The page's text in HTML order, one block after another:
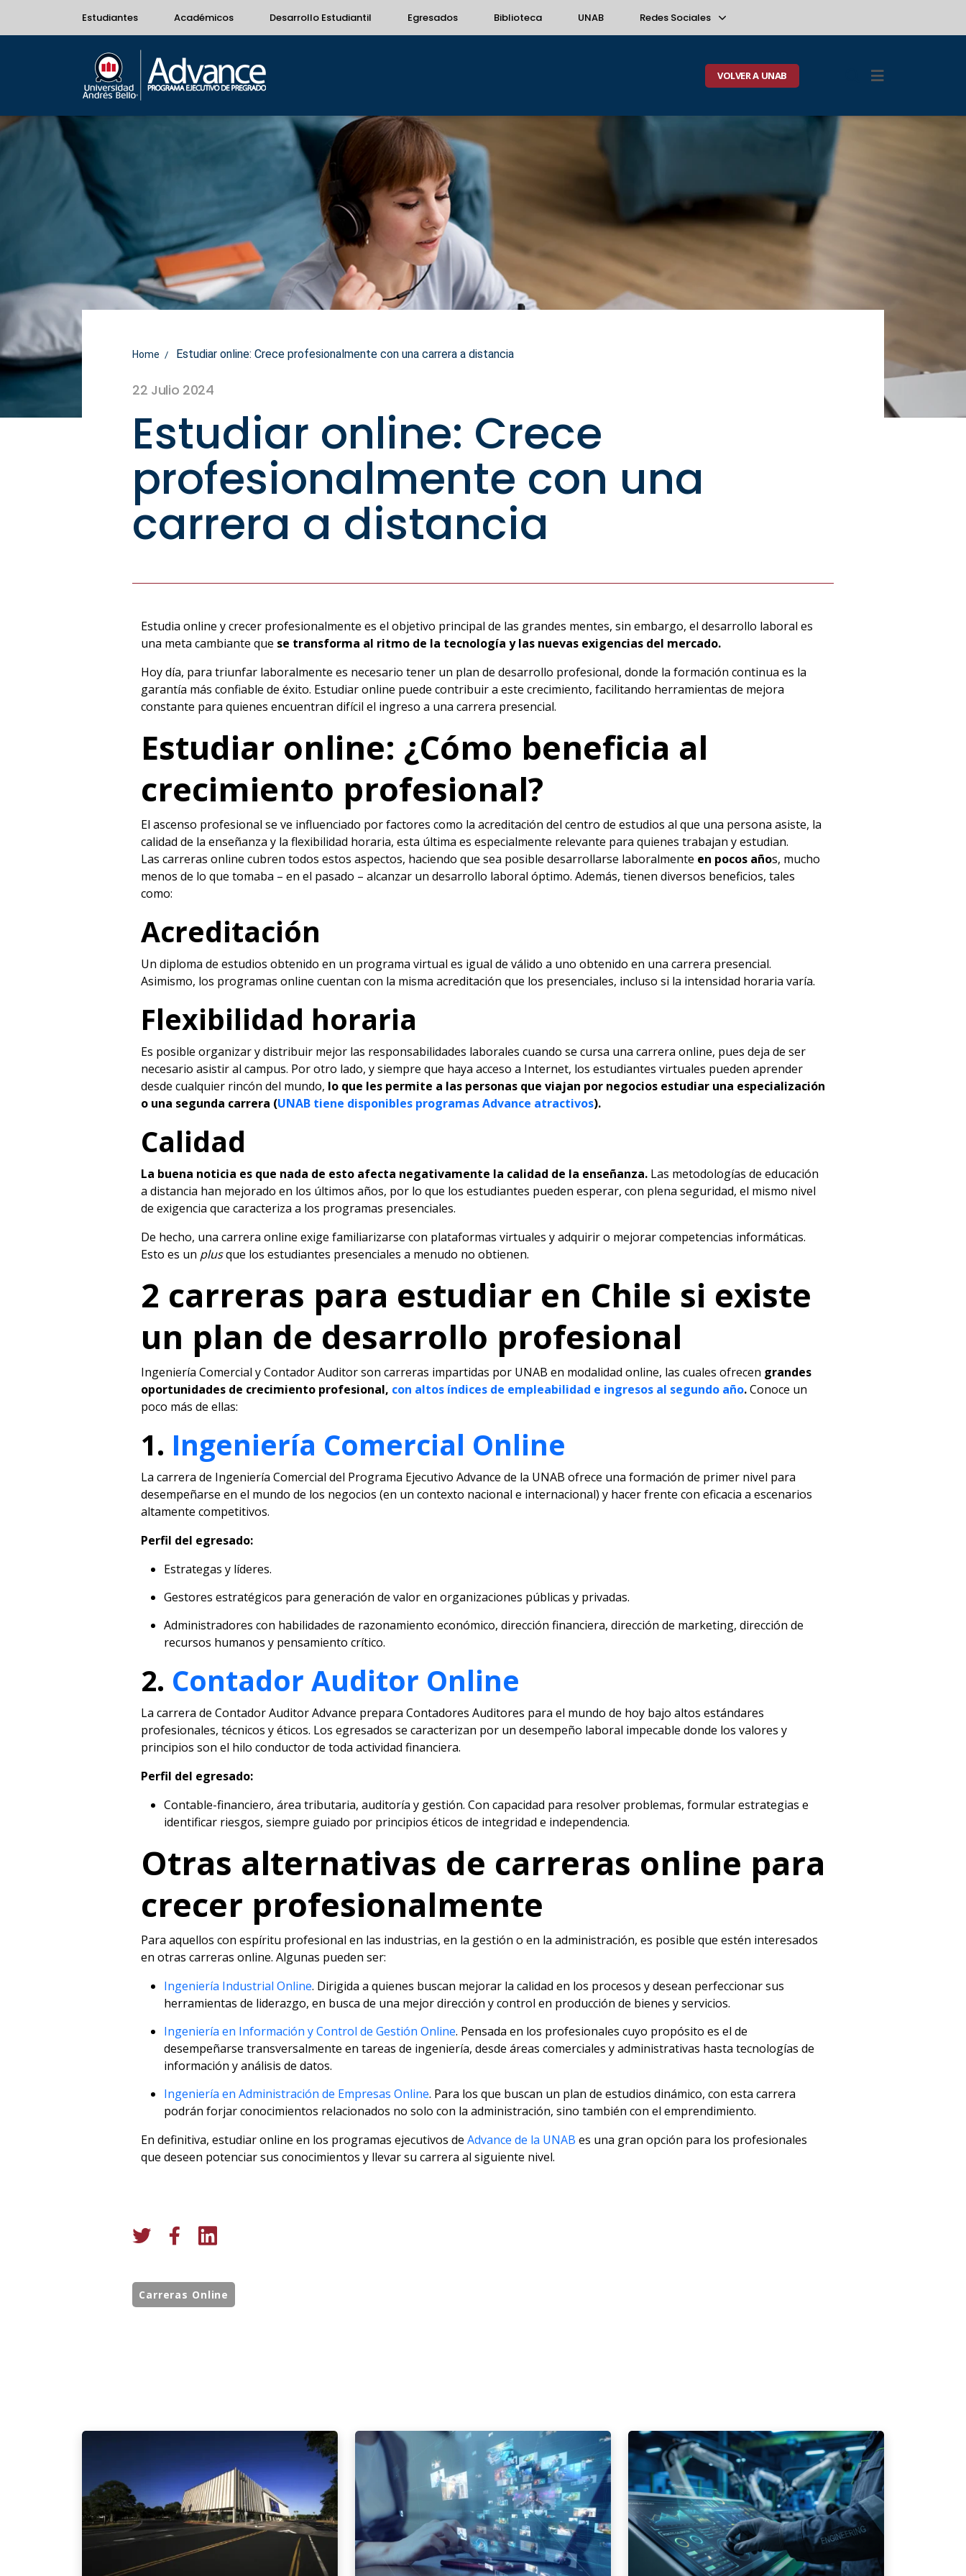
Estudiantes Académicos Desarrollo Estudiantil Egresados Biblioteca UNAB Redes Sociales
VOLVER A UNAB
Home Estudiar online: Crece profesionalmente con una carrera a distancia
22 Julio 2024
Estudiar online: Crece
profesionalmente con una
carrera a distancia
Estudia online y crecer profesionalmente es el objetivo principal de las grandes mentes, sin embargo, el desarrollo laboral es
una meta cambiante que se transforma al ritmo de la tecnología y las nuevas exigencias del mercado.
Hoy día, para triunfar laboralmente es necesario tener un plan de desarrollo profesional, donde la formación continua es la
garantía más confiable de éxito. Estudiar online puede contribuir a este crecimiento, facilitando herramientas de mejora
constante para quienes encuentran difícil el ingreso a una carrera presencial.
Estudiar online: ¿Cómo beneficia al
crecimiento profesional?
El ascenso profesional se ve influenciado por factores como la acreditación del centro de estudios al que una persona asiste, la
calidad de la enseñanza y la flexibilidad horaria, esta última es especialmente relevante para quienes trabajan y estudian.
Las carreras online cubren todos estos aspectos, haciendo que sea posible desarrollarse laboralmente en pocos años, mucho
menos de lo que tomaba – en el pasado – alcanzar un desarrollo laboral óptimo. Además, tienen diversos beneficios, tales
como:
Acreditación
Un diploma de estudios obtenido en un programa virtual es igual de válido a uno obtenido en una carrera presencial.
Asimismo, los programas online cuentan con la misma acreditación que los presenciales, incluso si la intensidad horaria varía.
Flexibilidad horaria
Es posible organizar y distribuir mejor las responsabilidades laborales cuando se cursa una carrera online, pues deja de ser
necesario asistir al campus. Por otro lado, y siempre que haya acceso a Internet, los estudiantes virtuales pueden aprender
desde cualquier rincón del mundo, lo que les permite a las personas que viajan por negocios estudiar una especialización
o una segunda carrera (UNAB tiene disponibles programas Advance atractivos).
Calidad
La buena noticia es que nada de esto afecta negativamente la calidad de la enseñanza. Las metodologías de educación
a distancia han mejorado en los últimos años, por lo que los estudiantes pueden esperar, con plena seguridad, el mismo nivel
de exigencia que caracteriza a los programas presenciales.
De hecho, una carrera online exige familiarizarse con plataformas virtuales y adquirir o mejorar competencias informáticas.
Esto es un plusque los estudiantes presenciales a menudo no obtienen.
2 carreras para estudiar en Chile si existe
un plan de desarrollo profesional
Ingeniería Comercial y Contador Auditor son carreras impartidas por UNAB en modalidad online, las cuales ofrecen grandes
oportunidades de crecimiento profesional, con altos índices de empleabilidad e ingresos al segundo año.Conoce un
poco más de ellas:
1. Ingeniería Comercial Online
La carrera de Ingeniería Comercial del Programa Ejecutivo Advance de la UNAB ofrece una formación de primer nivel para
desempeñarse en el mundo de los negocios (en un contexto nacional e internacional) y hacer frente con eficacia a escenarios
altamente competitivos.
Perfil del egresado:
Estrategas y líderes.
Gestores estratégicos para generación de valor en organizaciones públicas y privadas.
Administradores con habilidades de razonamiento económico, dirección financiera, dirección de marketing, dirección de
recursos humanos y pensamiento crítico.
2. Contador Auditor Online
La carrera de Contador Auditor Advance prepara Contadores Auditores para el mundo de hoy bajo altos estándares
profesionales, técnicos y éticos. Los egresados se caracterizan por un desempeño laboral impecable donde los valores y
principios son el hilo conductor de toda actividad financiera.
Perfil del egresado:
Contable-financiero, área tributaria, auditoría y gestión. Con capacidad para resolver problemas, formular estrategias e
identificar riesgos, siempre guiado por principios éticos de integridad e independencia.
Otras alternativas de carreras online para
crecer profesionalmente
Para aquellos con espíritu profesional en las industrias, en la gestión o en la administración, es posible que estén interesados
en otras carreras online. Algunas pueden ser:
Ingeniería Industrial Online. Dirigida a quienes buscan mejorar la calidad en los procesos y desean perfeccionar sus
herramientas de liderazgo, en busca de una mejor dirección y control en producción de bienes y servicios.
Ingeniería en Información y Control de Gestión Online. Pensada en los profesionales cuyo propósito es el de
desempeñarse transversalmente en tareas de ingeniería, desde áreas comerciales y administrativas hasta tecnologías de
información y análisis de datos.
Ingeniería en Administración de Empresas Online. Para los que buscan un plan de estudios dinámico, con esta carrera
podrán forjar conocimientos relacionados no solo con la administración, sino también con el emprendimiento.
En definitiva, estudiar online en los programas ejecutivos de Advance de la UNAB es una gran opción para los profesionales
que deseen potenciar sus conocimientos y llevar su carrera al siguiente nivel.
Carreras Online